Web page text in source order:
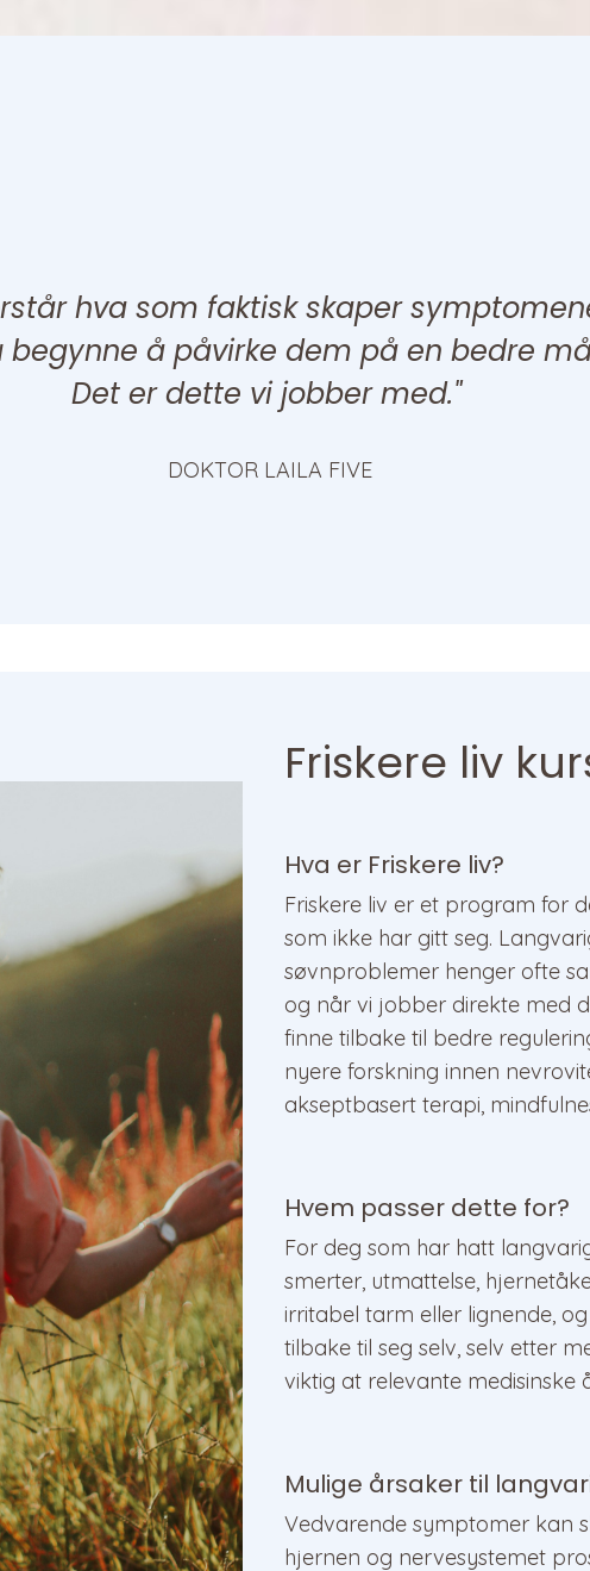
hva som faktisk skaper
begynne å påvirke dem på en bedre
Det er dette vi jobber med."
DOKTOR LAILA FIVE
Friskere liv
Hva er Friskere liv?
Friskere liv er et program for
som ikke har gitt seg.
søvnproblemer henger ofte
og når vi jobber direkte med
finne tilbake til bedre
nyere forskning innen
akseptbasert terapi,
Hvem passer dette for?
For deg som har hatt
smerter, utmattelse,
irritabel tarm eller lignende,
tilbake til seg selv, selv etter
viktig at relevante medisinske
Mulige årsaker til
Vedvarende symptomer kan
hjernen og nervesystemet